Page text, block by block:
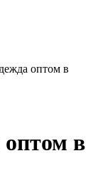
оптом в
в